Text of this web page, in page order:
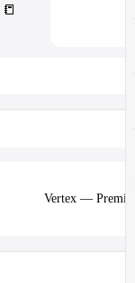
📒
Vertex —